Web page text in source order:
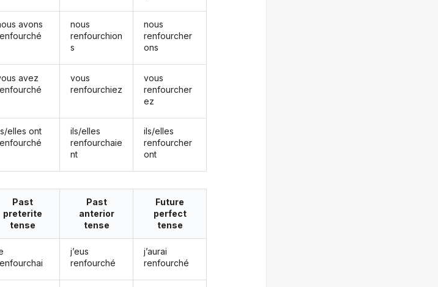
avons
avez
elles ont
nous
renfourchion
s
vous
renfourchiez
ils/elles
renfourchaie
nt
nous
renfourcher
ons
vous
renfourcher
ez
ils/elles
renfourcher
ont
Past
preterite
tense
Past
anterior
tense
j’eus
renfourché
Future
perfect
tense
j’aurai
renfourché